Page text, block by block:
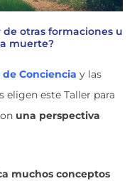
otras formaciones u
muerte?
de Conciencia y las
eligen este Taller para
una perspectiva
muchos conceptos